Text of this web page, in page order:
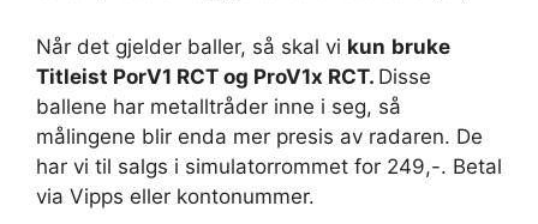
Når det gjelder baller, så skal vi kun bruke
Titleist PorV1 RCT og ProV1x RCT. Disse
ballene har metalltråder inne i seg, så
målingene blir enda mer presis av radaren. De
har vi til salgs i simulatorrommet for 249,-. Betal
via Vipps eller kontonummer.